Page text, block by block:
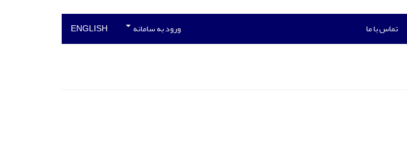
تماس با ما ورود به سامانه ENGLISH